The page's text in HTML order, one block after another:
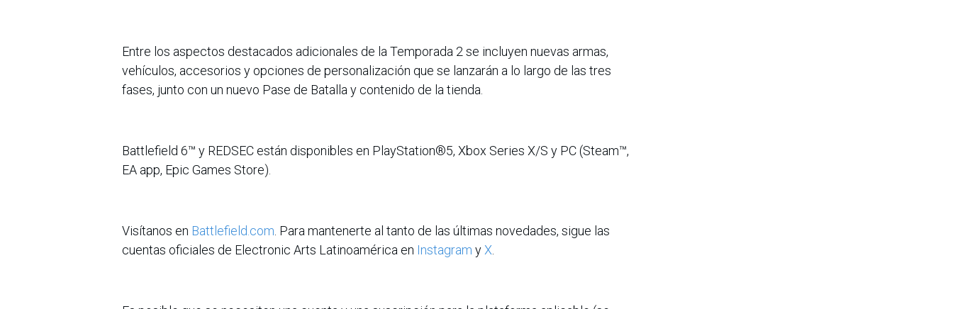
Entre los aspectos destacados adicionales de la Temporada 2 se incluyen nuevas armas,
vehículos, accesorios y opciones de personalización que se lanzarán a lo largo de las tres
fases, junto con un nuevo Pase de Batalla y contenido de la tienda.
Battlefield 6™ y REDSEC están disponibles en PlayStation®5, Xbox Series X/S y PC (Steam™,
EA app, Epic Games Store).
Visítanos en Battlefield.com . Para mantenerte al tanto de las últimas novedades, sigue las
cuentas oficiales de Electronic Arts Latinoamérica en Instagram y X